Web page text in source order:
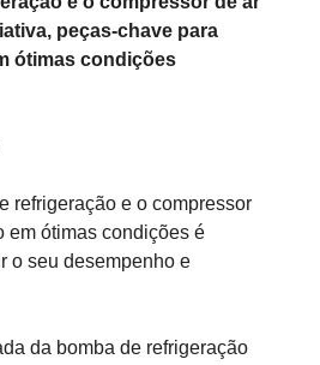
peças-chave para
ótimas condições
refrigeração e o compressor
em ótimas condições é
o seu desempenho e
da bomba de refrigeração